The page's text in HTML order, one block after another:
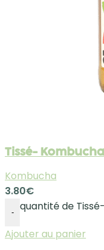
Tissé-
Kombucha
3.80€
-
quantité de
Ajouter au panier